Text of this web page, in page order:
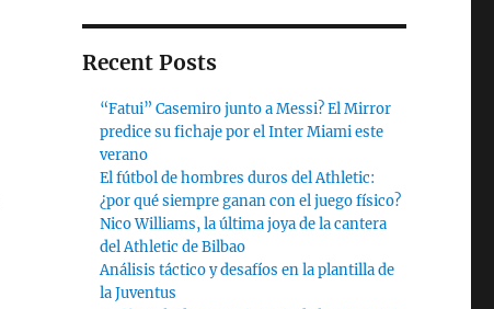
Recent Posts
“Fatui” Casemiro junto a Messi? El Mirror
predice su fichaje por el Inter Miami este
verano
El fútbol de hombres duros del Athletic:
¿por qué siempre ganan con el juego físico?
Nico Williams, la última joya de la cantera
del Athletic de Bilbao
Análisis táctico y desafíos en la plantilla de
la Juventus